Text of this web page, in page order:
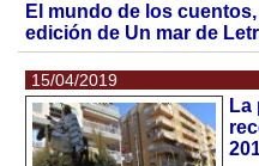
El mundo de los
edición de Un mar de
15/04/2019
La